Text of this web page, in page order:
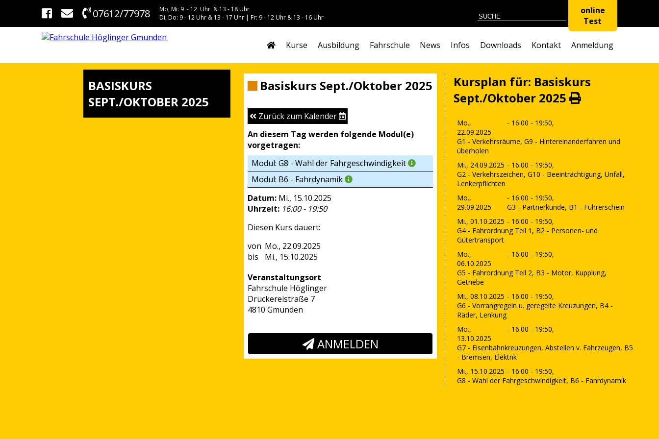
07612/77978
Mo, Mi: 9 - 12 Uhr & 13 - 18 Uhr
Di, Do: 9 - 12 Uhr & 13 - 17 Uhr | Fr: 9 - 12 Uhr & 13 - 16 Uhr
online
Test
Kurse Ausbildung Fahrschule News Infos Downloads Kontakt Anmeldung
BASISKURS
SEPT./OKTOBER 2025
Basiskurs Sept./Oktober 2025
Zurück zum Kalender
An diesem Tag werden folgende Modul(e)
vorgetragen:
Modul: G8 - Wahl der Fahrgeschwindigkeit
Modul: B6 - Fahrdynamik
Datum: Mi., 15.10.2025
Uhrzeit: 16:00 - 19:50
Diesen Kurs dauert:
Mo., 22.09.2025
Mi., 15.10.2025
Veranstaltungsort
Fahrschule Höglinger
Druckereistraße 7
4810 Gmunden
ANMELDEN
Kursplan für: Basiskurs
Sept./Oktober 2025
Mo.,
22.09.2025
- 16:00 - 19:50,
G1 - Verkehrsräume, G9 - Hintereinanderfahren und
überholen
Mi., 24.09.2025 - 16:00 - 19:50,
G2 - Verkehrszeichen, G10 - Beeinträchtigung, Unfall,
Lenkerpflichten
Mo.,
29.09.2025
- 16:00 - 19:50,
G3 - Partnerkunde, B1 - Führerschein
Mi., 01.10.2025 - 16:00 - 19:50,
G4 - Fahrordnung Teil 1, B2 - Personen- und
Gütertransport
Mo.,
06.10.2025
- 16:00 - 19:50,
G5 - Fahrordnung Teil 2, B3 - Motor, Kupplung,
Getriebe
Mi., 08.10.2025 - 16:00 - 19:50,
G6 - Vorrangregeln u. geregelte Kreuzungen, B4 -
Räder, Lenkung
Mo.,
13.10.2025
- 16:00 - 19:50,
G7 - Eisenbahnkreuzungen, Abstellen v. Fahrzeugen, B5
- Bremsen, Elektrik
Mi., 15.10.2025 - 16:00 - 19:50,
G8 - Wahl der Fahrgeschwindigkeit, B6 - Fahrdynamik